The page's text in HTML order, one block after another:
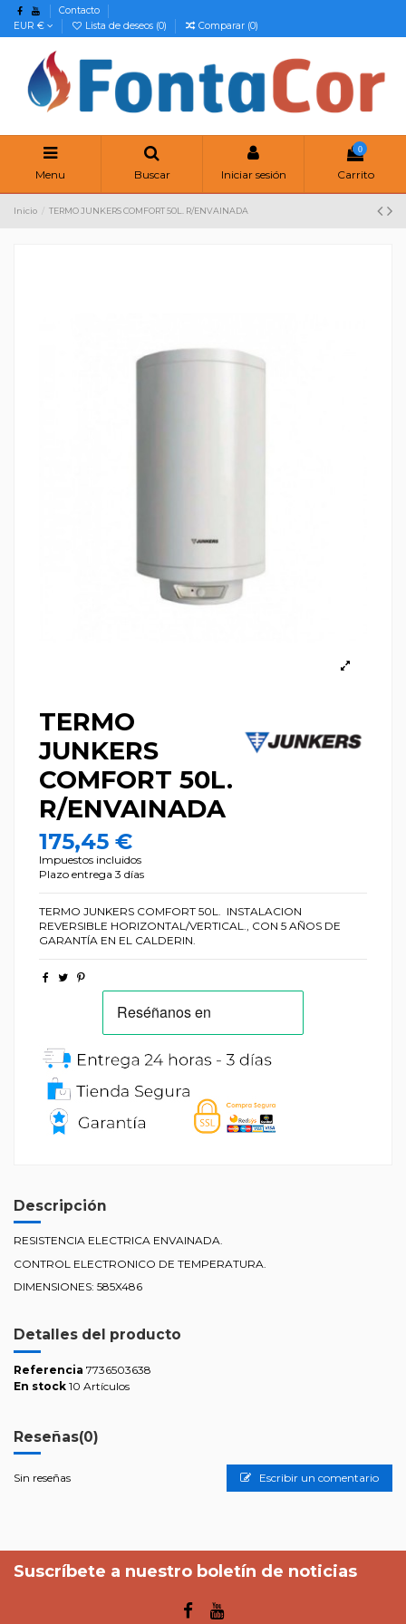
Contacto
EUR €
Lista de deseos (0) Comparar (0)
Menu Buscar Iniciar sesión
0
Carrito
Inicio TERMO JUNKERS COMFORT 50L. R/ENVAINADA
TERMO
JUNKERS
COMFORT 50L.
R/ENVAINADA
175,45 €
Impuestos incluidos
Plazo entrega 3 días
TERMO JUNKERS COMFORT 50L. INSTALACION
REVERSIBLE HORIZONTAL/VERTICAL., CON 5 AÑOS DE
GARANTÍA EN EL CALDERIN.
Descripción
RESISTENCIA ELECTRICA ENVAINADA.
CONTROL ELECTRONICO DE TEMPERATURA.
DIMENSIONES: 585X486
Detalles del producto
Referencia 7736503638
En stock 10 Artículos
Reseñas(0)
Sin reseñas Escribir un comentario
Suscríbete a nuestro boletín de noticias